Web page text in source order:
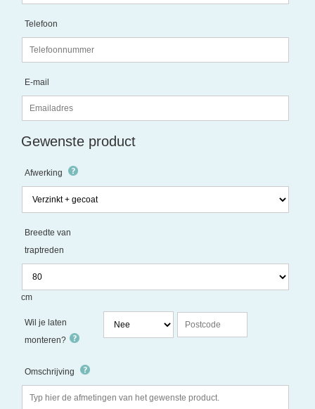
Telefoon
E-mail
Gewenste product
Afwerking
Breedte van
traptreden
cm
Wil je laten
monteren?
Omschrijving